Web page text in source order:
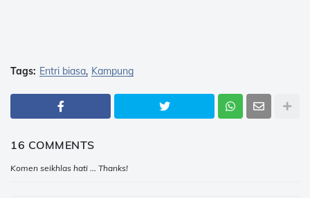
Tags: Entri biasa Kampung
16 COMMENTS
Komen seikhlas hati ... Thanks!